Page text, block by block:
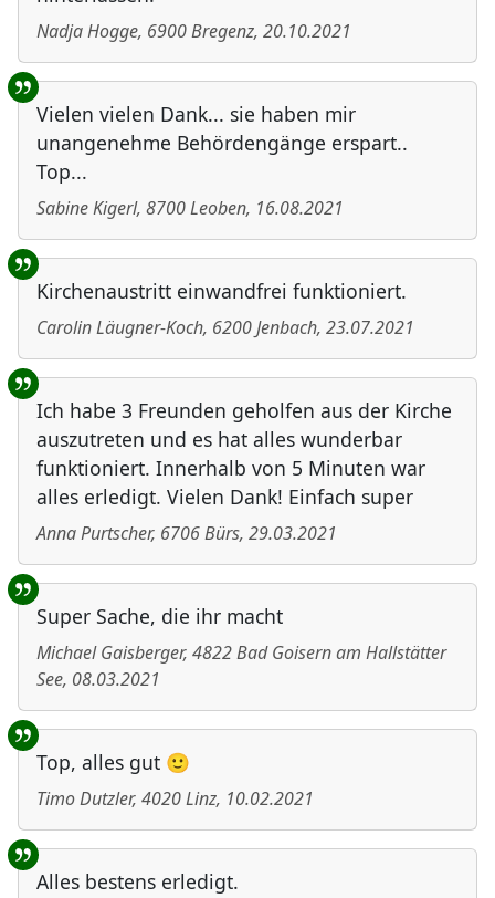
Nadja Hogge, 6900Bregenz, 20.10.2021
Vielen vielen Dank... sie haben mir
unangenehme Behördengänge erspart..
Top...
Sabine Kigerl, 8700Leoben, 16.08.2021
Kirchenaustritt einwandfrei funktioniert.
Carolin Läugner-Koch, 6200Jenbach, 23.07.2021
Ich habe 3 Freunden geholfen aus der Kirche
auszutreten und es hat alles wunderbar
funktioniert. Innerhalb von 5 Minuten war
alles erledigt. Vielen Dank! Einfach super
Anna Purtscher, 6706Bürs, 29.03.2021
Super Sache, die ihr macht
Michael Gaisberger, 4822Bad Goisern am Hallstätter
See, 08.03.2021
Top, alles gut 🙂
Timo Dutzler, 4020Linz, 10.02.2021
Alles bestens erledigt.